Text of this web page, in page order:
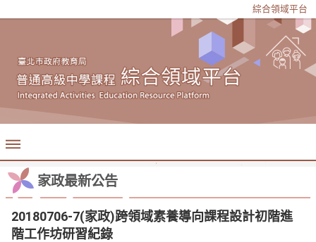
綜合領域平台
家政最新公告
20180706-7(家政)跨領域素養導向課程設計初階進
階工作坊研習紀錄